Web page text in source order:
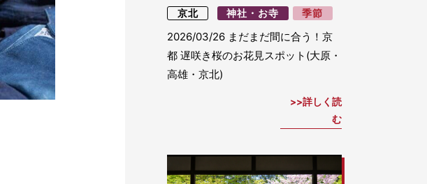
京北 神社・お寺 季節
2026/03/26 まだまだ間に合う！京
都 遅咲き桜のお花見スポット(大原・
高雄・京北)
詳しく読
む